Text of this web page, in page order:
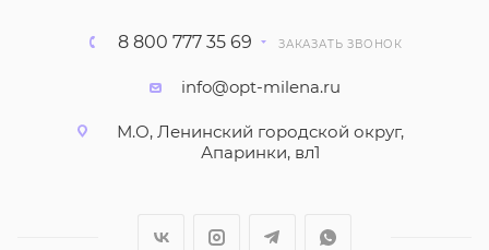
8 800 777 35 69 ЗАКАЗАТЬ ЗВОНОК
info@opt-milena.ru
М.О, Ленинский городской округ,
Апаринки, вл1